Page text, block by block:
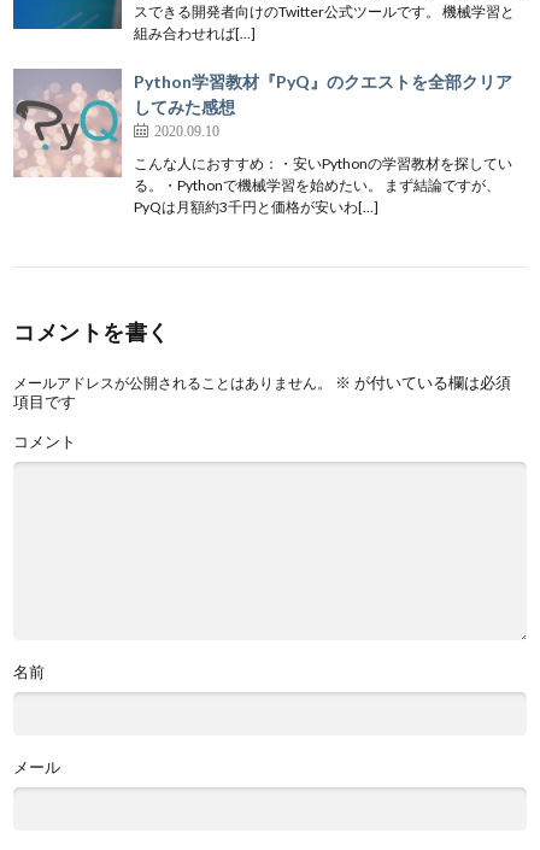
スできる開発者向けのTwitter公式ツールです。 機械学習と
組み合わせれば[…]
Python学習教材『PyQ』のクエストを全部クリア
してみた感想
2020.09.10
こんな人におすすめ：・安いPythonの学習教材を探してい
る。・Pythonで機械学習を始めたい。 まず結論ですが、
PyQは月額約3千円と価格が安いわ[…]
コメントを書く
メールアドレスが公開されることはありません。 ※ が付いている欄は必須
項目です
コメント
名前
メール